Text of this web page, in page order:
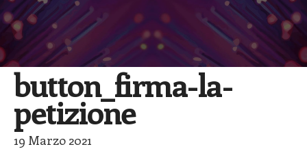
button_firma-la-
petizione
19 Marzo 2021